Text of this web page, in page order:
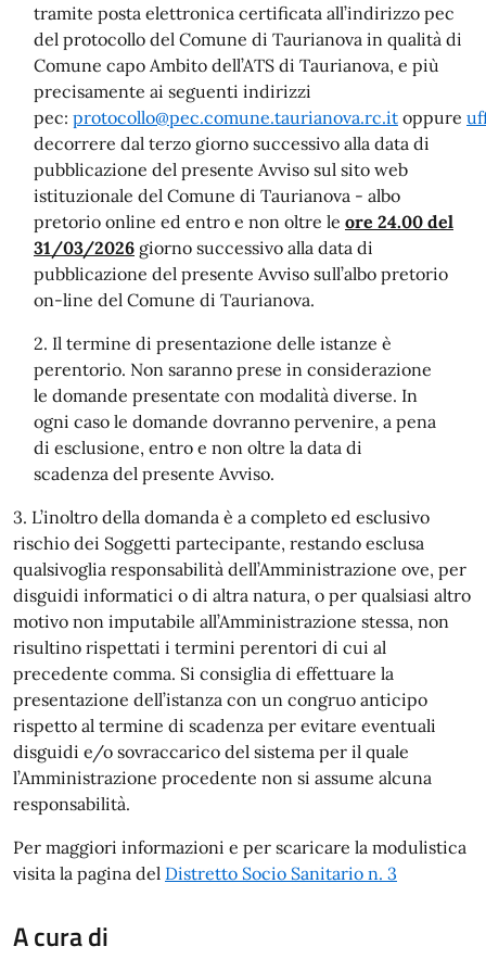
tramite posta elettronica certificata all’indirizzo pec
del protocollo del Comune di Taurianova in qualità di
Comune capo Ambito dell’ATS di Taurianova, e più
precisamente ai seguenti indirizzi
pec: protocollo@pec.comune.taurianova.rc.it oppure
decorrere dal terzo giorno successivo alla data di
pubblicazione del presente Avviso sul sito web
istituzionale del Comune di Taurianova - albo
pretorio online ed entro e non oltre le ore 24.00 del
31/03/2026 giorno successivo alla data di
pubblicazione del presente Avviso sull’albo pretorio
on-line del Comune di Taurianova.
2. Il termine di presentazione delle istanze è
perentorio. Non saranno prese in considerazione
le domande presentate con modalità diverse. In
ogni caso le domande dovranno pervenire, a pena
di esclusione, entro e non oltre la data di
scadenza del presente Avviso.
3. L’inoltro della domanda è a completo ed esclusivo
rischio dei Soggetti partecipante, restando esclusa
qualsivoglia responsabilità dell’Amministrazione ove, per
disguidi informatici o di altra natura, o per qualsiasi altro
motivo non imputabile all’Amministrazione stessa, non
risultino rispettati i termini perentori di cui al
precedente comma. Si consiglia di effettuare la
presentazione dell’istanza con un congruo anticipo
rispetto al termine di scadenza per evitare eventuali
disguidi e/o sovraccarico del sistema per il quale
l’Amministrazione procedente non si assume alcuna
responsabilità.
Per maggiori informazioni e per scaricare la modulistica
visita la pagina del Distretto Socio Sanitario n. 3
A cura di